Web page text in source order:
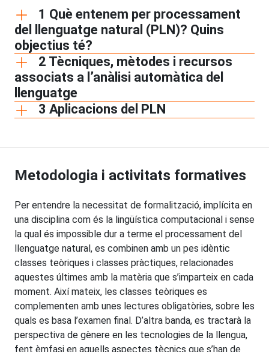
1 Què entenem per processament
del llenguatge natural (PLN)? Quins
objectius té?
2 Tècniques, mètodes i recursos
associats a l’anàlisi automàtica del
llenguatge
3 Aplicacions del PLN
Metodologia i activitats formatives
Per entendre la necessitat de formalització, implícita en
una disciplina com és la lingüística computacional i sense
la qual és impossible dur a terme el processament del
llenguatge natural, es combinen amb un pes idèntic
classes teòriques i classes pràctiques, relacionades
aquestes últimes amb la matèria que s’imparteix en cada
moment. Així mateix, les classes teòriques es
complementen amb unes lectures obligatòries, sobre les
quals es basa l’examen final. D’altra banda, es tractarà la
perspectiva de gènere en les tecnologies de la llengua,
fent èmfasi en aquells aspectes tècnics que s’han de